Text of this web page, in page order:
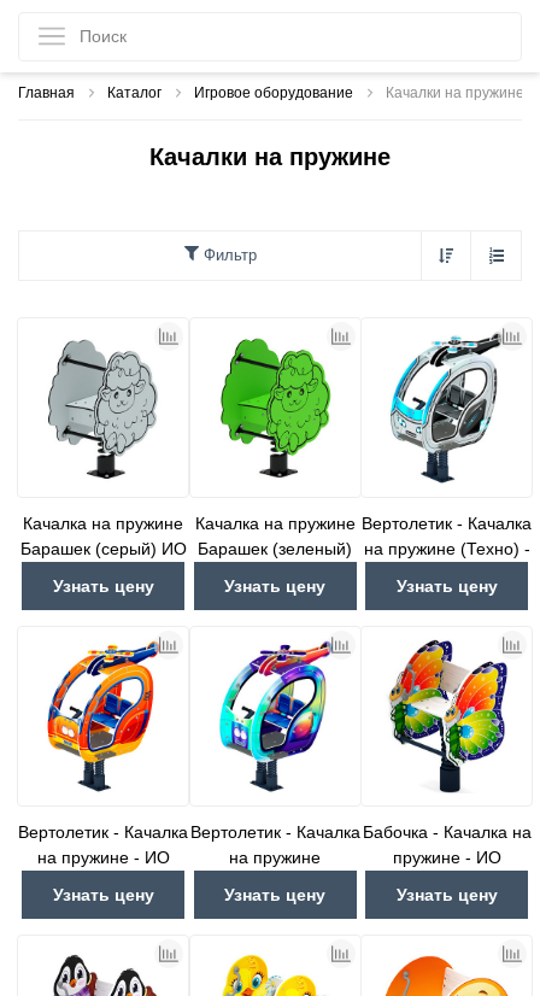
Главная Каталог Игровое оборудование Качалки на пружине
Качалки на пружине
Фильтр
Качалка на пружине
Барашек (серый) ИО
Узнать цену
Качалка на пружине
Барашек (зеленый)
Узнать цену
Вертолетик - Качалка
на пружине (Техно) -
Узнать цену
Вертолетик - Качалка
на пружине - ИО
Узнать цену
Вертолетик - Качалка
на пружине
23.03.04-02
Узнать цену
Бабочка - Качалка на
пружине - ИО
Узнать цену